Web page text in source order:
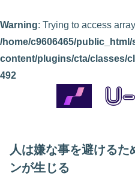
Warning: Trying to access
/home/c9606465/
content/plugins/cta/classes/
492
人は嫌な事を避けるた
ンが生じる